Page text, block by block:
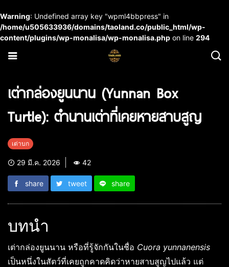
Warning: Undefined array key "wpml4bbpress" in
/home/u505633936/domains/taoland.co/public_html/wp-
content/plugins/wp-monalisa/wp-monalisa.php on line 294
เต่ากล่องยูนนาน (Yunnan Box
Turtle): ตำนานเต่าที่เคยหายสาบสูญ
เต่าบก
29 มี.ค. 2026 42
share tweet share
บทนำ
เต่ากล่องยูนนาน หรือที่รู้จักกันในชื่อ Cuora yunnanensis
เป็นหนึ่งในสัตว์ที่เคยถูกคาดคิดว่าหายสาบสูญไปแล้ว แต่